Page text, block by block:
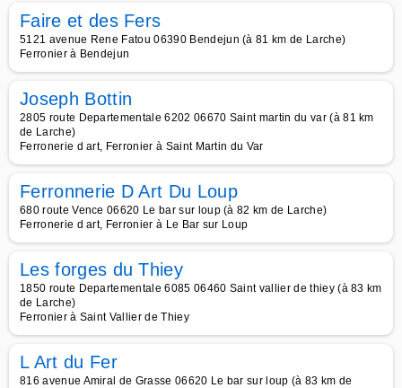
Faire et des Fers
5121 avenue Rene Fatou 06390 Bendejun (à 81 km de Larche)
Ferronier à Bendejun
Joseph Bottin
2805 route Departementale 6202 06670 Saint martin du var (à 81 km
de Larche)
Ferronerie d art, Ferronier à Saint Martin du Var
Ferronnerie D Art Du Loup
680 route Vence 06620 Le bar sur loup (à 82 km de Larche)
Ferronerie d art, Ferronier à Le Bar sur Loup
Les forges du Thiey
1850 route Departementale 6085 06460 Saint vallier de thiey (à 83 km
de Larche)
Ferronier à Saint Vallier de Thiey
L Art du Fer
816 avenue Amiral de Grasse 06620 Le bar sur loup (à 83 km de